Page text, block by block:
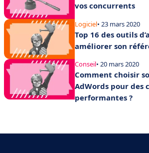
vos concurrents
Logiciel• 23 mars 2020
Top 16 des outils
améliorer son
Conseil• 20 mars 2020
Comment choisir
AdWords pour des
performantes ?